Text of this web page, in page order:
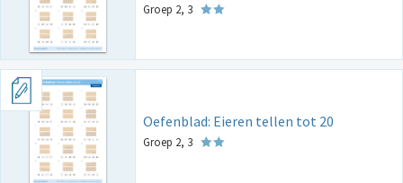
Groep 2, 3
Oefenblad: Eieren tellen tot 20
Groep 2, 3